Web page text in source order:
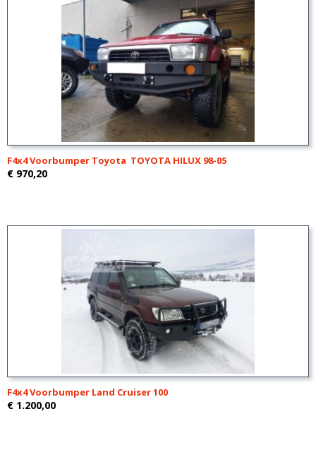
F4x4 Voorbumper Toyota TOYOTA HILUX 98-05
€ 970,20
F4x4 Voorbumper Land Cruiser 100
€ 1.200,00